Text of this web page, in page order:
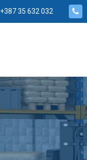
+387 35 632 032